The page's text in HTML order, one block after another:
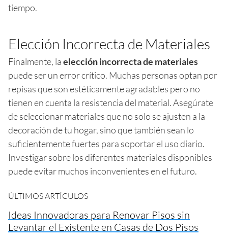
tiempo.
Elección Incorrecta de Materiales
Finalmente, laelección incorrecta de materiales
puede ser un error crítico. Muchas personas optan por
repisas que son estéticamente agradables pero no
tienen en cuenta la resistencia del material. Asegúrate
de seleccionar materiales que no solo se ajusten a la
decoración de tu hogar, sino que también sean lo
suficientemente fuertes para soportar el uso diario.
Investigar sobre los diferentes materiales disponibles
puede evitar muchos inconvenientes en el futuro.
ÚLTIMOS ARTÍCULOS
Ideas Innovadoras para Renovar Pisos sin
Levantar el Existente en Casas de Dos Pisos